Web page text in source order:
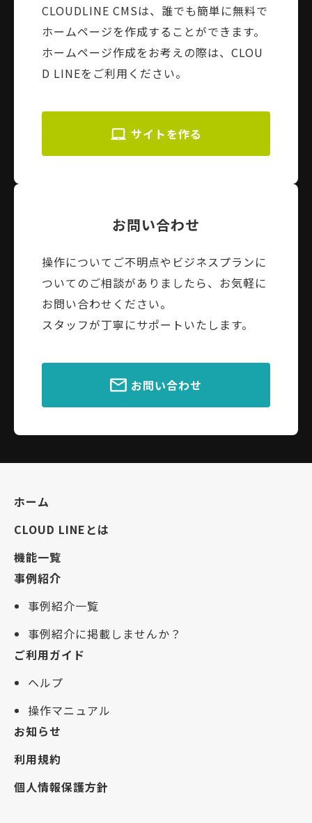
CLOUDLINE CMSは、誰でも簡単に無料で
ホームページを作成することができます。
ホームページ作成をお考えの際は、CLOU
D LINEをご利用ください。
サイトを作る
お問い合わせ
操作についてご不明点やビジネスプランに
ついてのご相談がありましたら、お気軽に
お問い合わせください。
スタッフが丁寧にサポートいたします。
お問い合わせ
ホーム
CLOUD LINEとは
機能一覧
事例紹介
事例紹介一覧
事例紹介に掲載しませんか？
ご利用ガイド
ヘルプ
操作マニュアル
お知らせ
利用規約
個人情報保護方針